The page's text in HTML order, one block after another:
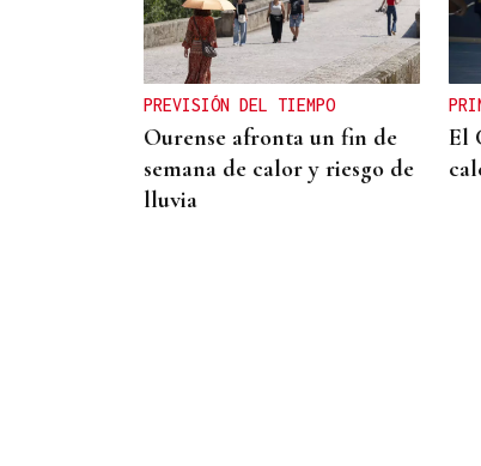
Derrota del Arenteiro 0-3
ante el Pontevedra en un
partido de andar por casa
PREVISIÓN DEL TIEMPO
Ourense afronta un fin de
semana de calor y riesgo de
lluvia
El